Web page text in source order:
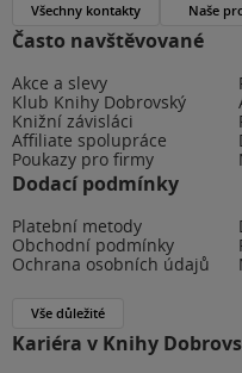
Často navštěvované
Akce a slevy
Klub Knihy Dobrovský
Knižní závisláci
Affiliate spolupráce
Poukazy pro firmy
Dodací podmínky
Platební metody
Obchodní podmínky
Ochrana osobních údajů
Vše důležité
Kariéra v Knihy
Všechny kontakty Naše